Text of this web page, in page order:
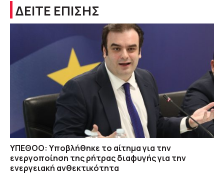
ΔΕΙΤΕ ΕΠΙΣΗΣ
ΥΠΕΘΟΟ: Υποβλήθηκε το αίτημα για την
ενεργοποίηση της ρήτρας διαφυγής για την
ενεργειακή ανθεκτικότητα